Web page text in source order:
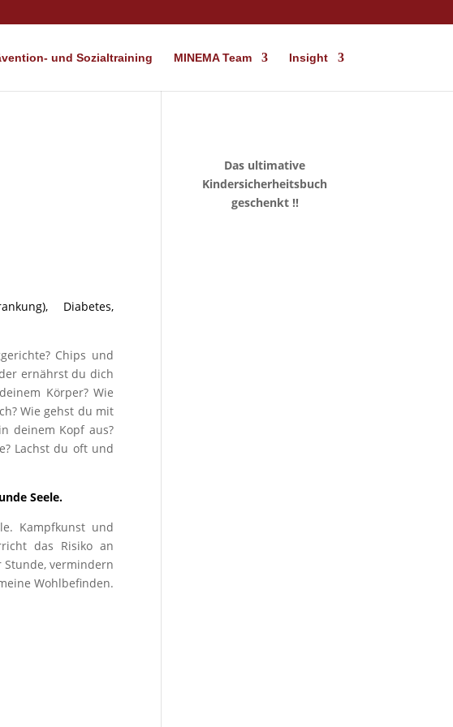
und Sozialtraining MINEMA Team Insight
Diabetes,
Chips und
ernährst du dich
Körper? Wie
Wie gehst du mit
deinem Kopf aus?
Lachst du oft und
Seele.
Kampfkunst und
das Risiko an
vermindern
Wohlbefinden.
Das ultimative
Kindersicherheitsbuch
geschenkt !!